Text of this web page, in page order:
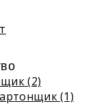
(2)
(1)